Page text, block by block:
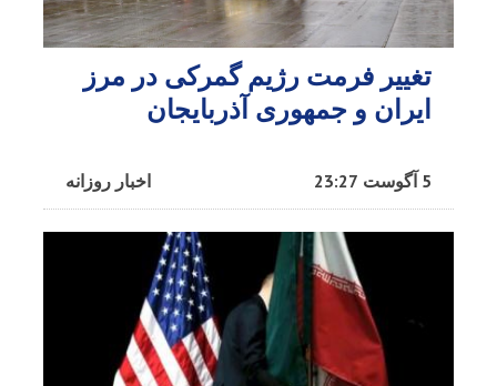
تغییر فرمت رژیم گمرکی در مرز
ایران و جمهوری آذربایجان
اخبار روزانه 5 آگوست 23:27